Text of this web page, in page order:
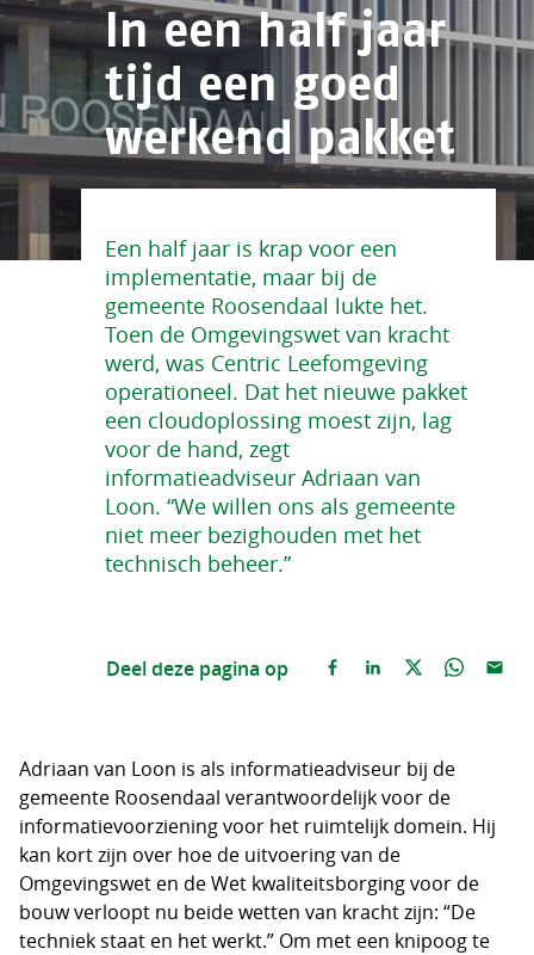
In een half jaar
tijd een goed
werkend pakket
Een half jaar is krap voor een
implementatie, maar bij de
gemeente Roosendaal lukte het.
Toen de Omgevingswet van kracht
werd, was Centric Leefomgeving
operationeel. Dat het nieuwe pakket
een cloudoplossing moest zijn, lag
voor de hand, zegt
informatieadviseur Adriaan van
Loon. “We willen ons als gemeente
niet meer bezighouden met het
technisch beheer.”
Deel deze pagina op
Adriaan van Loon is als informatieadviseur bij de
gemeente Roosendaal verantwoordelijk voor de
informatievoorziening voor het ruimtelijk domein. Hij
kan kort zijn over hoe de uitvoering van de
Omgevingswet en de Wet kwaliteitsborging voor de
bouw verloopt nu beide wetten van kracht zijn: “De
techniek staat en het werkt.” Om met een knipoog te